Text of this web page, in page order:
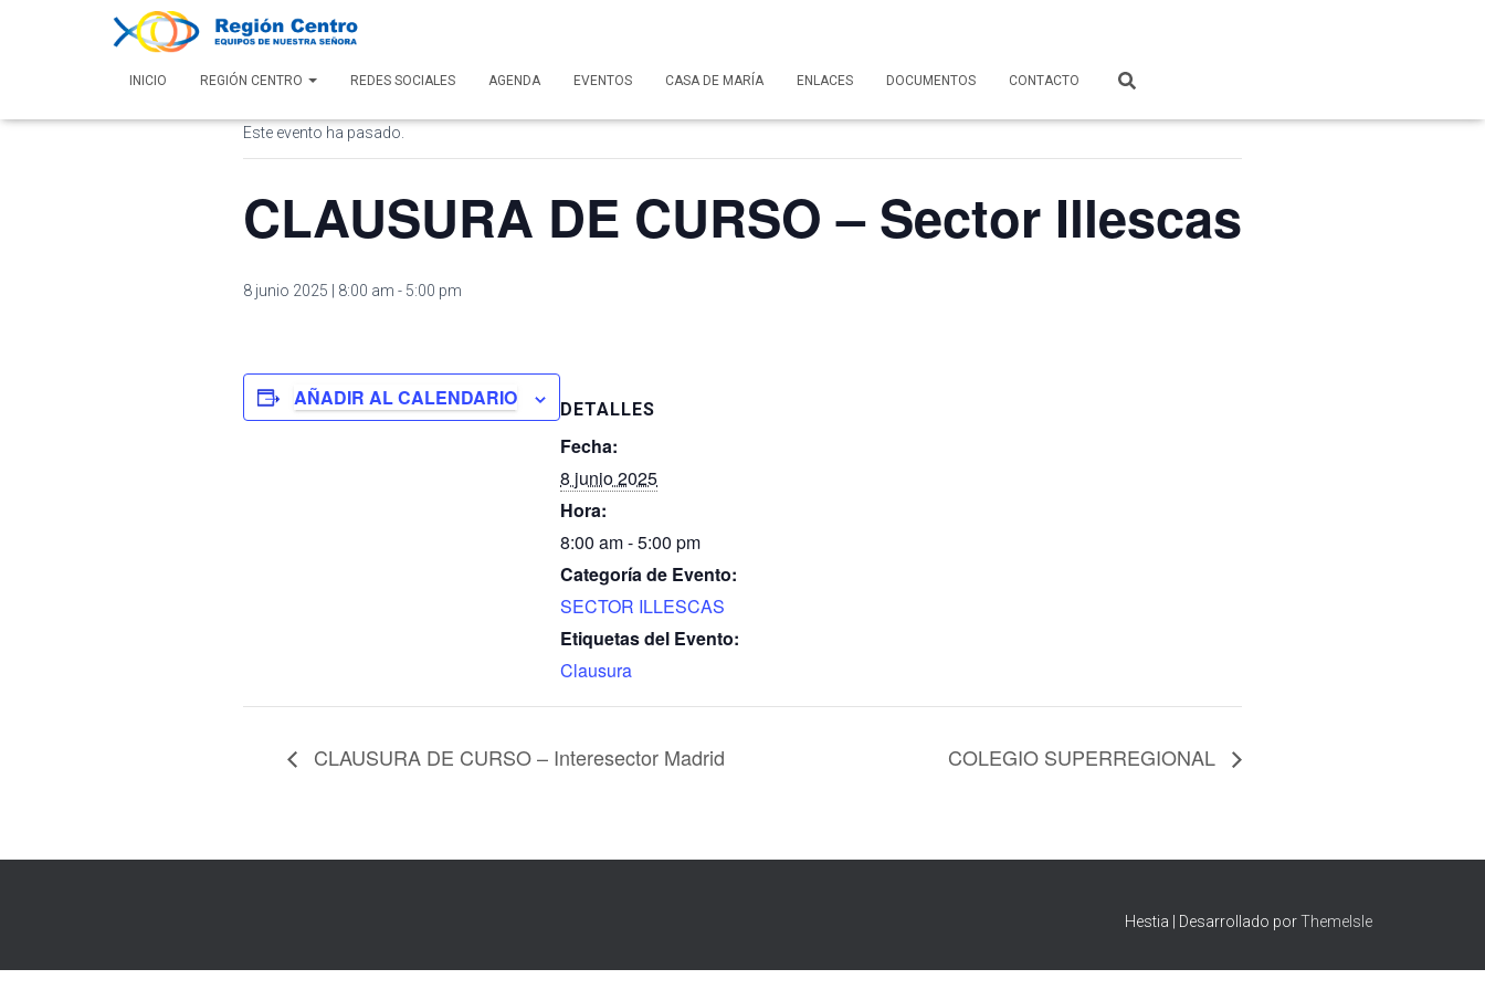
INICIO REGIÓN CENTRO REDES SOCIALES AGENDA EVENTOS CASA DE MARÍA ENLACES DOCUMENTOS CONTACTO
Este evento ha pasado.
CLAUSURA DE CURSO – Sector Illescas
8 junio 2025 | 8:00 am - 5:00 pm
AÑADIR AL CALENDARIO DETALLES
Fecha:
8 junio 2025
Hora:
8:00 am - 5:00 pm
Categoría de Evento:
SECTOR ILLESCAS
Etiquetas del Evento:
Clausura
CLAUSURA DE CURSO – Interesector Madrid COLEGIO SUPERREGIONAL
Hestia | Desarrollado porThemeIsle